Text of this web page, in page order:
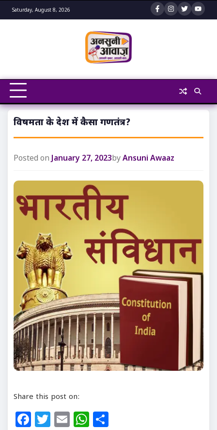
Skip
to
Saturday, August 8, 2026
विषमता के देश में कैसा गणतंत्र?
Posted on January 27, 2023byAnsuni Awaaz
Share this post on:
Facebook
Twitter
EmailWhatsApp